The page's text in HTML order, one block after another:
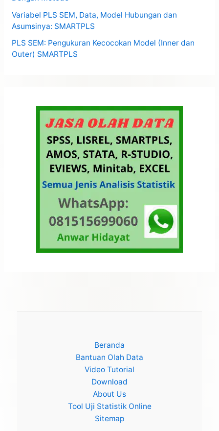
Variabel PLS SEM, Data, Model Hubungan dan
Asumsinya: SMARTPLS
PLS SEM: Pengukuran Kecocokan Model (Inner dan
Outer) SMARTPLS
Beranda
Bantuan Olah Data
Video Tutorial
Download
About Us
Tool Uji Statistik Online
Sitemap